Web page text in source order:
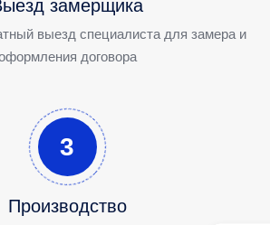
замерщика
выезд специалиста для замера и
договора
3
Производство